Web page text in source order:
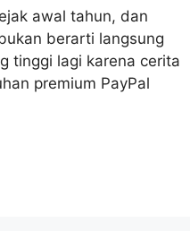
awal tahun, dan
berarti langsung
tinggi lagi karena cerita
premium PayPal